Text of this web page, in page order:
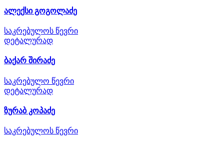
ალექსი გოგოლაძე
საკრებულოს წევრი
დეტალურად
ბაქარ შირაძე
საკრებულო წევრი
დეტალურად
ზურაბ კოპაძე
საკრებულოს წევრი